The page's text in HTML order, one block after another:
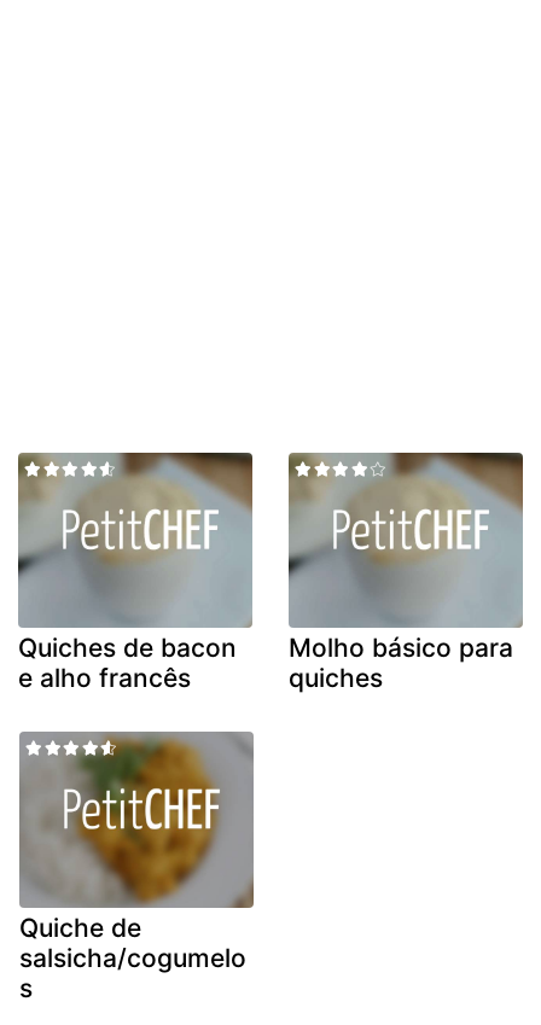
Quiches de bacon
e alho francês
Molho básico para
quiches
Quiche de
salsicha/cogumelo
s